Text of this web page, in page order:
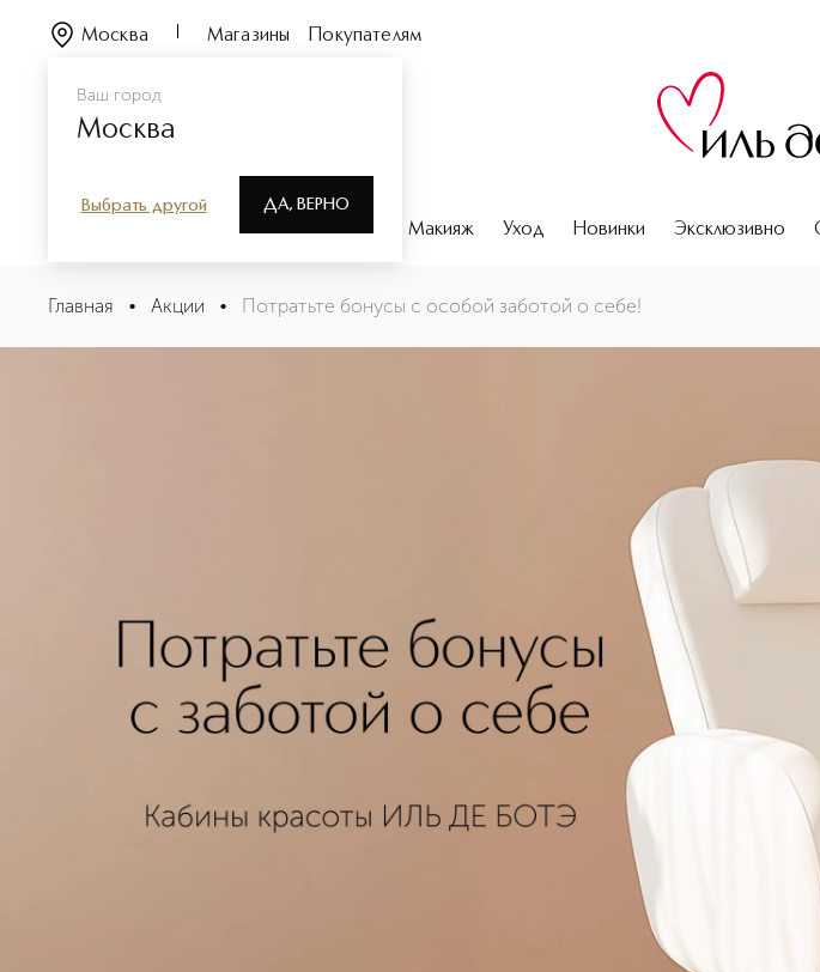
Ваш город
Москва
Выбрать другой ДА, ВЕРНО
Москва Магазины Покупателям
Парфюмерия Макияж Уход Новинки Эксклюзивно
Потратьте бонусы с особой заботой о
Главная • Акции • Потратьте бонусы с особой заботой о себе!